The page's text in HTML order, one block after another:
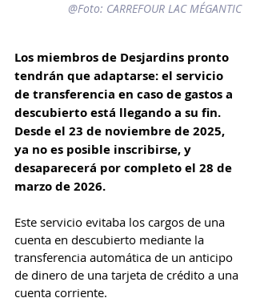
@Foto: CARREFOUR LAC MÉGANTIC
Los miembros de Desjardins pronto
tendrán que adaptarse: el servicio
de transferencia en caso de gastos a
descubierto está llegando a su fin.
Desde el 23 de noviembre de 2025,
ya no es posible inscribirse, y
desaparecerá por completo el 28 de
marzo de 2026.
Este servicio evitaba los cargos de una
cuenta en descubierto mediante la
transferencia automática de un anticipo
de dinero de una tarjeta de crédito a una
cuenta corriente.